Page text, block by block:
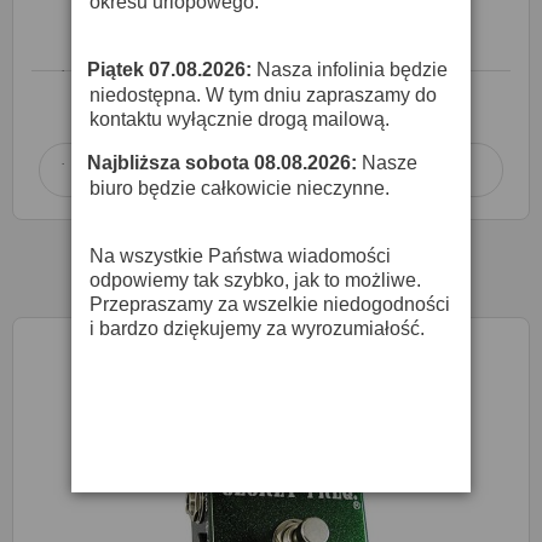
895,00 zł
O DOSTĘPNOŚĆ ZAPYTAJ SPRZEDAWCĘ
 Dodaj do koszyka
· Piątek 07.08.2026: Nasza infolinia będzie
niedostępna. W tym dniu zapraszamy do
kontaktu wyłącznie drogą mailową.
· Najbliższa sobota 08.08.2026: Nasze
biuro będzie całkowicie nieczynne.
Na wszystkie Państwa wiadomości
odpowiemy tak szybko, jak to możliwe.
Przepraszamy za wszelkie niedogodności
i bardzo dziękujemy za wyrozumiałość.